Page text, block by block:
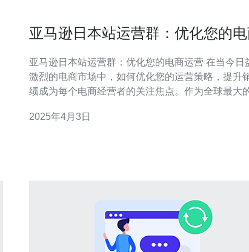
亚马逊日本站运营群：优化您的
亚马逊日本站运营群：优化您的电商运营 在当今日益竞争
激烈的电商市场中，如何优化您的运营策略，提升
绩成为每个电商经营者的关注焦点。作为全球最大
运营的关键要素，以帮助您在亚马逊日本站取得成功
2025年4月3日